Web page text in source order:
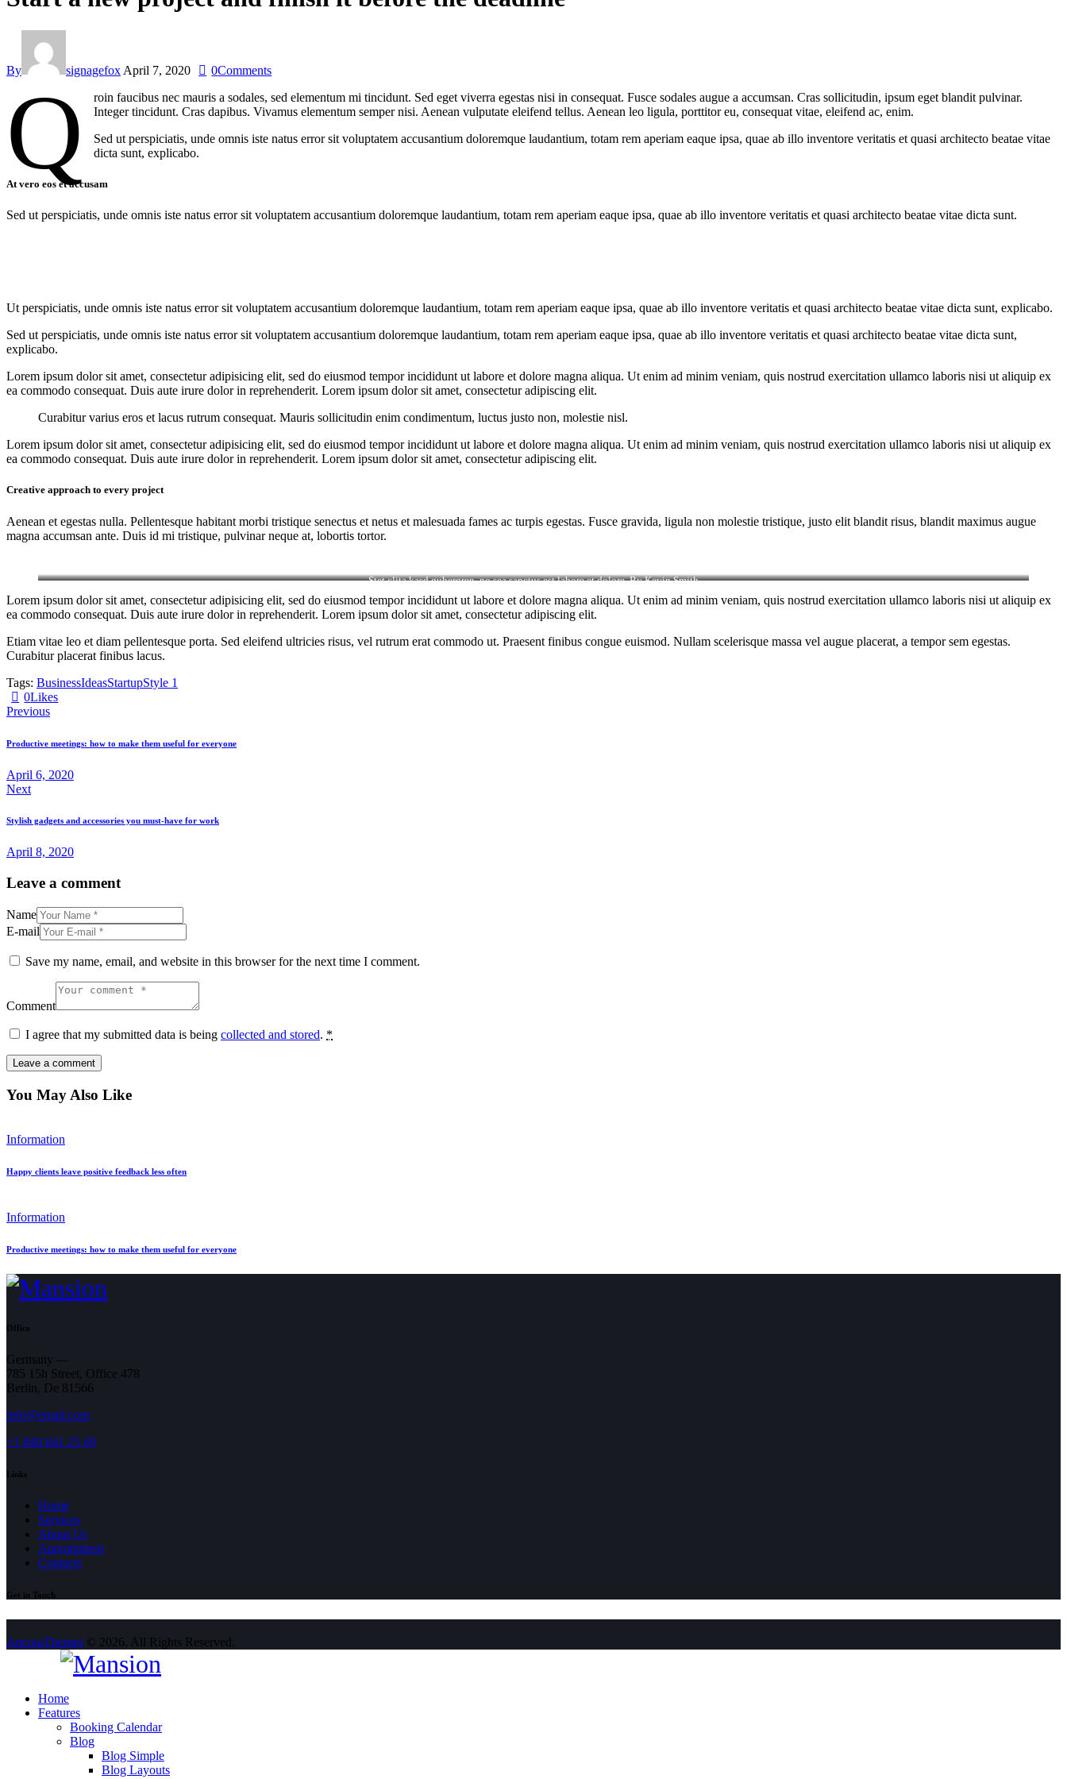
By signagefox April 7, 2020 0Comments
Q
roin faucibus nec mauris a sodales, sed elementum mi tincidunt. Sed eget viverra egestas nisi in consequat. Fusce sodales augue a accumsan. Cras sollicitudin, ipsum eget blandit pulvinar.
Integer tincidunt. Cras dapibus. Vivamus elementum semper nisi. Aenean vulputate eleifend tellus. Aenean leo ligula, porttitor eu, consequat vitae, eleifend ac, enim.
Sed ut perspiciatis, unde omnis iste natus error sit voluptatem accusantium doloremque laudantium, totam rem aperiam eaque ipsa, quae ab illo inventore veritatis et quasi architecto beatae vitae
dicta sunt, explicabo.
At vero eos et accusam
Sed ut perspiciatis, unde omnis iste natus error sit voluptatem accusantium doloremque laudantium, totam rem aperiam eaque ipsa, quae ab illo inventore veritatis et quasi architecto beatae vitae dicta sunt.
Ut perspiciatis, unde omnis iste natus error sit voluptatem accusantium doloremque laudantium, totam rem aperiam eaque ipsa, quae ab illo inventore veritatis et quasi architecto beatae vitae dicta sunt, explicabo.
Sed ut perspiciatis, unde omnis iste natus error sit voluptatem accusantium doloremque laudantium, totam rem aperiam eaque ipsa, quae ab illo inventore veritatis et quasi architecto beatae vitae dicta sunt,
explicabo.
Lorem ipsum dolor sit amet, consectetur adipisicing elit, sed do eiusmod tempor incididunt ut labore et dolore magna aliqua. Ut enim ad minim veniam, quis nostrud exercitation ullamco laboris nisi ut aliquip ex
ea commodo consequat. Duis aute irure dolor in reprehenderit. Lorem ipsum dolor sit amet, consectetur adipiscing elit.
Curabitur varius eros et lacus rutrum consequat. Mauris sollicitudin enim condimentum, luctus justo non, molestie nisl.
Lorem ipsum dolor sit amet, consectetur adipisicing elit, sed do eiusmod tempor incididunt ut labore et dolore magna aliqua. Ut enim ad minim veniam, quis nostrud exercitation ullamco laboris nisi ut aliquip ex
ea commodo consequat. Duis aute irure dolor in reprehenderit. Lorem ipsum dolor sit amet, consectetur adipiscing elit.
Creative approach to every project
Aenean et egestas nulla. Pellentesque habitant morbi tristique senectus et netus et malesuada fames ac turpis egestas. Fusce gravida, ligula non molestie tristique, justo elit blandit risus, blandit maximus augue
magna accumsan ante. Duis id mi tristique, pulvinar neque at, lobortis tortor.
Stet clita kasd gubergren, no sea sanctus est labore et dolore. ByKevin Smith
Lorem ipsum dolor sit amet, consectetur adipisicing elit, sed do eiusmod tempor incididunt ut labore et dolore magna aliqua. Ut enim ad minim veniam, quis nostrud exercitation ullamco laboris nisi ut aliquip ex
ea commodo consequat. Duis aute irure dolor in reprehenderit. Lorem ipsum dolor sit amet, consectetur adipiscing elit.
Etiam vitae leo et diam pellentesque porta. Sed eleifend ultricies risus, vel rutrum erat commodo ut. Praesent finibus congue euismod. Nullam scelerisque massa vel augue placerat, a tempor sem egestas.
Curabitur placerat finibus lacus.
Tags: BusinessIdeasStartupStyle 1
0Likes
Post
navigation
Previous
Productive meetings: how to make them useful for everyone
April 6, 2020
Next
Stylish gadgets and accessories you must-have for work
April 8, 2020
Leave a comment
Name
E-mail
Save my name, email, and website in this browser for the next time I comment.
Comment
I agree that my submitted data is being collected and stored. *
You May Also Like
Information
Happy clients leave positive feedback less often
Information
Productive meetings: how to make them useful for everyone
Office
Germany —
785 15h Street, Office 478
Berlin, De 81566
info@email.com
+1 840 841 25 69
Links
Home
Services
About Us
Appointment
Contacts
Get in Touch
AncoraThemes © 2026. All Rights Reserved.
Home
Features
Booking Calendar
Blog
Blog Simple
Blog Layouts